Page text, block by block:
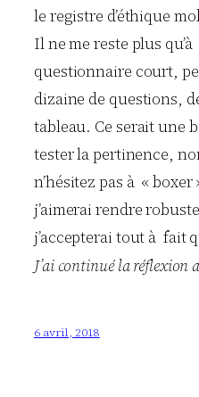
le registre d’éthique
Il ne me reste plus
questionnaire court,
dizaine de questions,
tableau. Ce serait une
tester la pertinence,
n’hésitez pas à «
j’aimerai rendre
j’accepterai tout à fait
J’ai continué la réflexion
6 avril, 2018